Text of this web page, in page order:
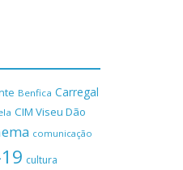
Benfica Carregal
CIM Viseu Dão
comunicação
cultura